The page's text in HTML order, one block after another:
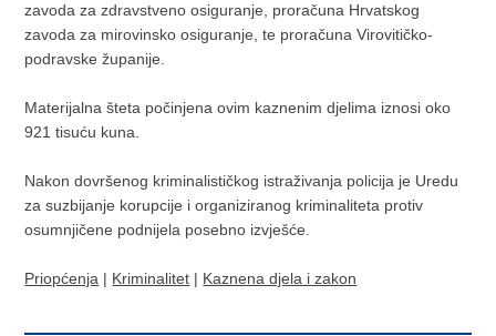
zavoda za zdravstveno osiguranje, proračuna Hrvatskog
zavoda za mirovinsko osiguranje, te proračuna Virovitičko-
podravske županije.
Materijalna šteta počinjena ovim kaznenim djelima iznosi oko
921 tisuću kuna.
Nakon dovršenog kriminalističkog istraživanja policija je Uredu
za suzbijanje korupcije i organiziranog kriminaliteta protiv
osumnjičene podnijela posebno izvješće.
Priopćenja | Kriminalitet | Kaznena djela i zakon